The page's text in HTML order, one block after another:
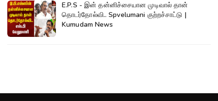
E.P.S - இன் தன்னிச்சையான முடிவால் தான்
தொடர்தோல்வி.. Spvelumani குற்றச்சாட்டு |
Kumudam News